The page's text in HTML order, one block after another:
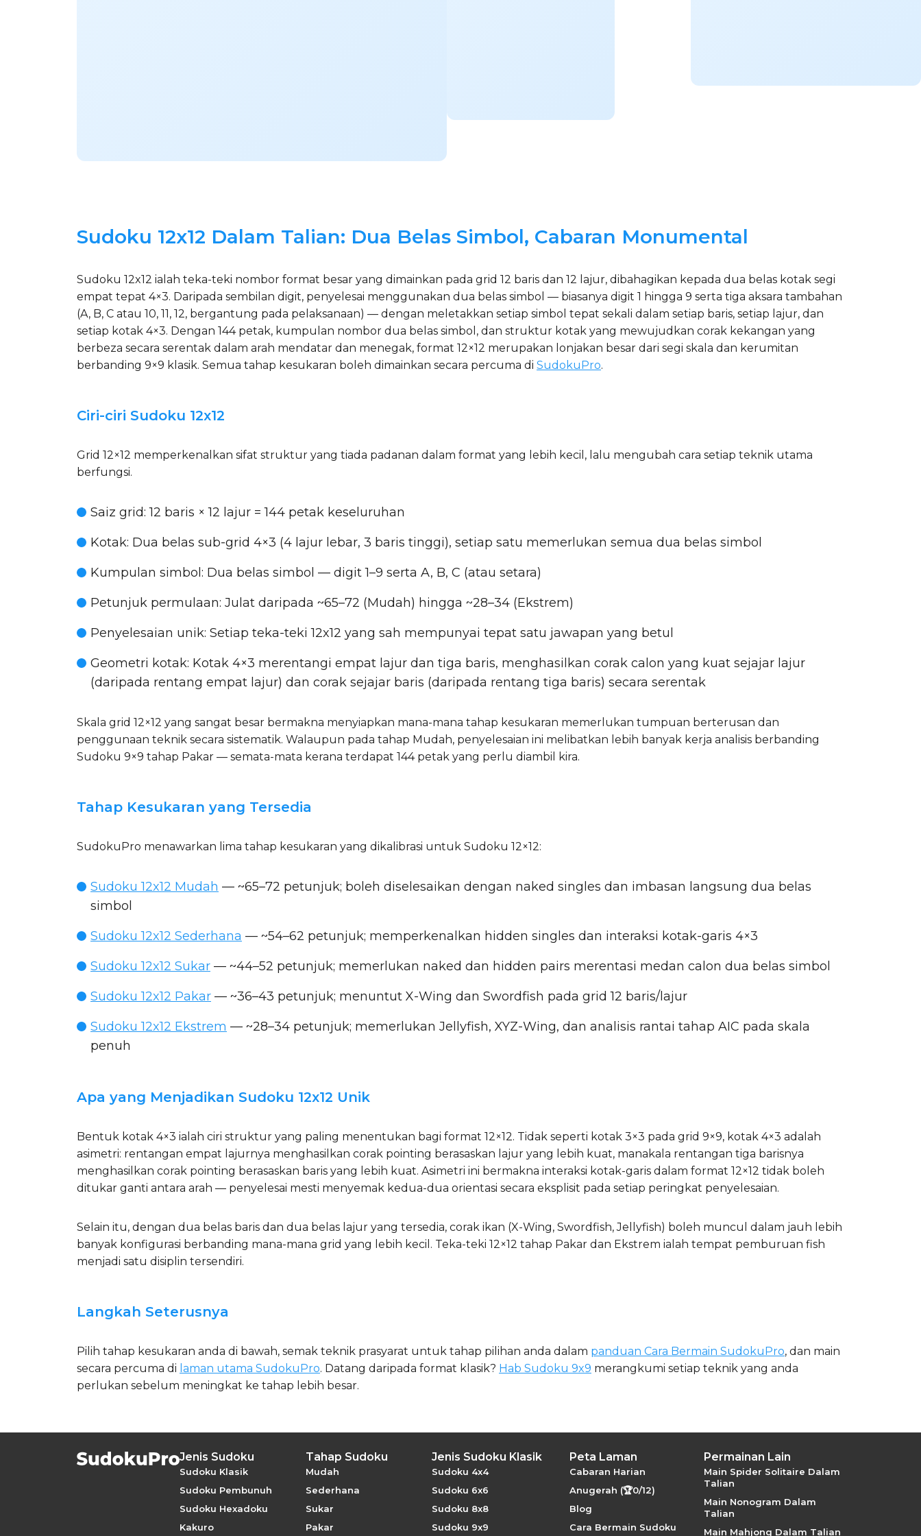
Sudoku 12x12 Dalam Talian: Dua Belas Simbol, Cabaran Monumental
Sudoku 12x12 ialah teka-teki nombor format besar yang dimainkan pada grid 12 baris dan 12 lajur, dibahagikan kepada dua belas kotak segi
empat tepat 4×3. Daripada sembilan digit, penyelesai menggunakan dua belas simbol — biasanya digit 1 hingga 9 serta tiga aksara tambahan
(A, B, C atau 10, 11, 12, bergantung pada pelaksanaan) — dengan meletakkan setiap simbol tepat sekali dalam setiap baris, setiap lajur, dan
setiap kotak 4×3. Dengan 144 petak, kumpulan nombor dua belas simbol, dan struktur kotak yang mewujudkan corak kekangan yang
berbeza secara serentak dalam arah mendatar dan menegak, format 12×12 merupakan lonjakan besar dari segi skala dan kerumitan
berbanding 9×9 klasik. Semua tahap kesukaran boleh dimainkan secara percuma di SudokuPro.
Ciri-ciri Sudoku 12x12
Grid 12×12 memperkenalkan sifat struktur yang tiada padanan dalam format yang lebih kecil, lalu mengubah cara setiap teknik utama
berfungsi.
Saiz grid: 12 baris × 12 lajur = 144 petak keseluruhan
Kotak: Dua belas sub-grid 4×3 (4 lajur lebar, 3 baris tinggi), setiap satu memerlukan semua dua belas simbol
Kumpulan simbol : Dua belas simbol — digit 1–9 serta A, B, C (atau setara)
Petunjuk permulaan: Julat daripada ~65–72 (Mudah) hingga ~28–34 (Ekstrem)
Penyelesaian unik: Setiap teka-teki 12x12 yang sah mempunyai tepat satu jawapan yang betul
Geometri kotak: Kotak 4×3 merentangi empat lajur dan tiga baris, menghasilkan corak calon yang kuat sejajar lajur
(daripada rentang empat lajur) dan corak sejajar baris (daripada rentang tiga baris) secara serentak
Skala grid 12×12 yang sangat besar bermakna menyiapkan mana-mana tahap kesukaran memerlukan tumpuan berterusan dan
penggunaan teknik secara sistematik. Walaupun pada tahap Mudah, penyelesaian ini melibatkan lebih banyak kerja analisis berbanding
Sudoku 9×9 tahap Pakar — semata-mata kerana terdapat 144 petak yang perlu diambil kira.
Tahap Kesukaran yang Tersedia
SudokuPro menawarkan lima tahap kesukaran yang dikalibrasi untuk Sudoku 12×12:
Sudoku 12x12 Mudah — ~65–72 petunjuk; boleh diselesaikan dengan naked singles dan imbasan langsung dua belas
simbol
Sudoku 12x12 Sederhana — ~54–62 petunjuk; memperkenalkan hidden singles dan interaksi kotak-garis 4×3
Sudoku 12x12 Sukar — ~44–52 petunjuk; memerlukan naked dan hidden pairs merentasi medan calon dua belas simbol
Sudoku 12x12 Pakar — ~36–43 petunjuk; menuntut X-Wing dan Swordfish pada grid 12 baris/lajur
Sudoku 12x12 Ekstrem — ~28–34 petunjuk; memerlukan Jellyfish, XYZ-Wing, dan analisis rantai tahap AIC pada skala
penuh
Apa yang Menjadikan Sudoku 12x12 Unik
Bentuk kotak 4×3 ialah ciri struktur yang paling menentukan bagi format 12×12. Tidak seperti kotak 3×3 pada grid 9×9, kotak 4×3 adalah
asimetri: rentangan empat lajurnya menghasilkan corak pointing berasaskan lajur yang lebih kuat, manakala rentangan tiga barisnya
menghasilkan corak pointing berasaskan baris yang lebih kuat. Asimetri ini bermakna interaksi kotak-garis dalam format 12×12 tidak boleh
ditukar ganti antara arah — penyelesai mesti menyemak kedua-dua orientasi secara eksplisit pada setiap peringkat penyelesaian.
Selain itu, dengan dua belas baris dan dua belas lajur yang tersedia, corak ikan (X-Wing, Swordfish, Jellyfish) boleh muncul dalam jauh lebih
banyak konfigurasi berbanding mana-mana grid yang lebih kecil. Teka-teki 12×12 tahap Pakar dan Ekstrem ialah tempat pemburuan fish
menjadi satu disiplin tersendiri.
Langkah Seterusnya
Pilih tahap kesukaran anda di bawah, semak teknik prasyarat untuk tahap pilihan anda dalam panduan Cara Bermain SudokuPro, dan main
secara percuma di laman utama SudokuPro. Datang daripada format klasik? Hab Sudoku 9x9 merangkumi setiap teknik yang anda
perlukan sebelum meningkat ke tahap lebih besar.
Jenis Sudoku
Sudoku Klasik
Sudoku Pembunuh
Sudoku Hexadoku
Kakuro
Tahap Sudoku
Mudah
Sederhana
Sukar
Pakar
Jenis Sudoku Klasik
Sudoku 4x4
Sudoku 6x6
Sudoku 8x8
Sudoku 9x9
Peta Laman
Cabaran Harian
Anugerah (🏆0/12)
Blog
Cara Bermain Sudoku
Permainan Lain
Main Spider Solitaire Dalam
Talian
Main Nonogram Dalam
Talian
Main Mahjong Dalam Talian